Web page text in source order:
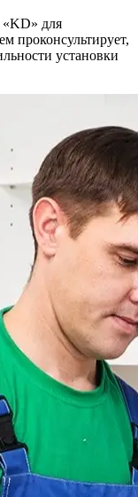
для
проконсультирует,
установки